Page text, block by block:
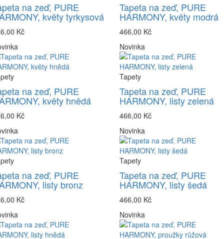
na zeď, PURE
květy tyrkysová
Kč
Tapeta na zeď, PURE
HARMONY, květy modrá
466,00 Kč
na zeď, PURE
květy hnědá
Kč
Novinka
Tapety
Tapeta na zeď, PURE
HARMONY, listy zelená
466,00 Kč
na zeď, PURE
listy bronz
Kč
Novinka
Tapety
Tapeta na zeď, PURE
HARMONY, listy šedá
466,00 Kč
Novinka